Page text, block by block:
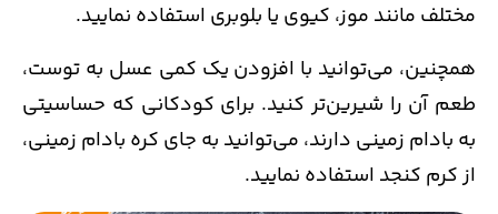
مختلف مانند موز، کیوی یا بلوبری استفاده نمایید.
همچنین، می‌توانید با افزودن یک کمی عسل به توست،
طعم آن را شیرین‌تر کنید. برای کودکانی که حساسیتی
به بادام زمینی دارند، می‌توانید به جای کره بادام زمینی،
از کرم کنجد استفاده نمایید.